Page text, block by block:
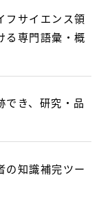
フサイエンス領
る専門語彙・概
でき、研究・品
の知識補完ツー